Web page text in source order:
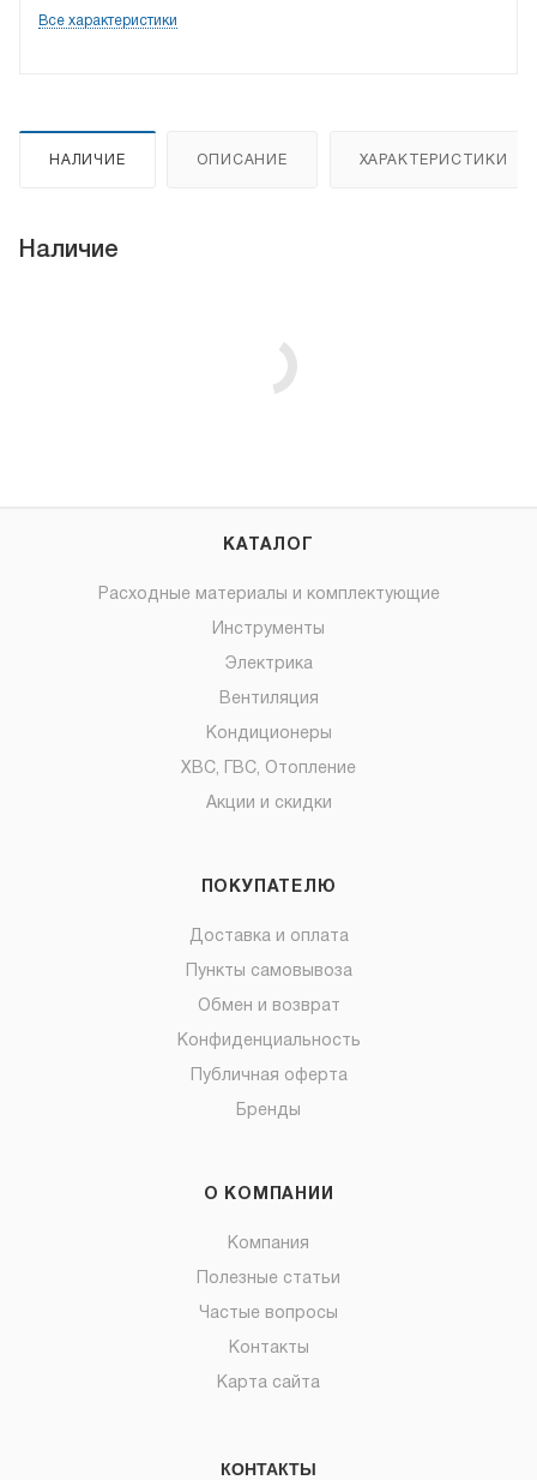
Все характеристики
НАЛИЧИЕ ОПИСАНИЕ ХАРАКТЕРИСТИКИ
Наличие
КАТАЛОГ
Расходные материалы и комплектующие
Инструменты
Электрика
Вентиляция
Кондиционеры
ХВС, ГВС, Отопление
Акции и скидки
ПОКУПАТЕЛЮ
Доставка и оплата
Пункты самовывоза
Обмен и возврат
Конфиденциальность
Публичная оферта
Бренды
О КОМПАНИИ
Компания
Полезные статьи
Частые вопросы
Контакты
Карта сайта
КОНТАКТЫ